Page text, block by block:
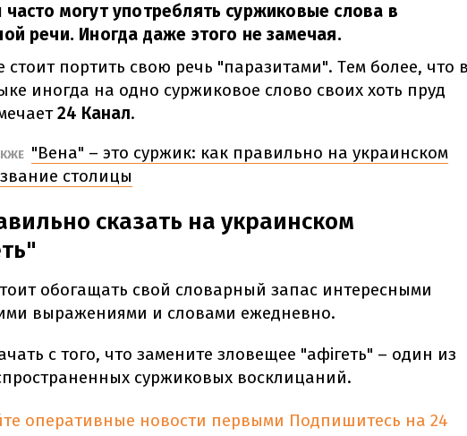
могут употреблять суржиковые слова в
речи. Иногда даже этого не замечая.
стоит портить свою речь "паразитами". Тем более, что в
иногда на одно суржиковое слово своих хоть пруд
24 Канал.
"Вена" – это суржик: как правильно на украинском
столицы
сказать на украинском
обогащать свой словарный запас интересными
выражениями и словами ежедневно.
с того, что замените зловещее "афігеть" – один из
суржиковых восклицаний.
оперативные новости первыми Подпишитесь на 24